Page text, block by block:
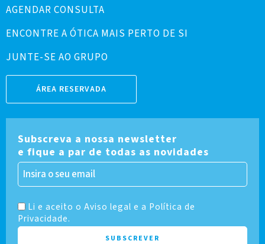
AGENDAR CONSULTA
ENCONTRE A ÓTICA MAIS PERTO DE SI
JUNTE-SE AO GRUPO
ÁREA RESERVADA
Subscreva a nossa newsletter
e fique a par de todas as novidades
Li e aceito o Aviso legal e a Política de
Privacidade.